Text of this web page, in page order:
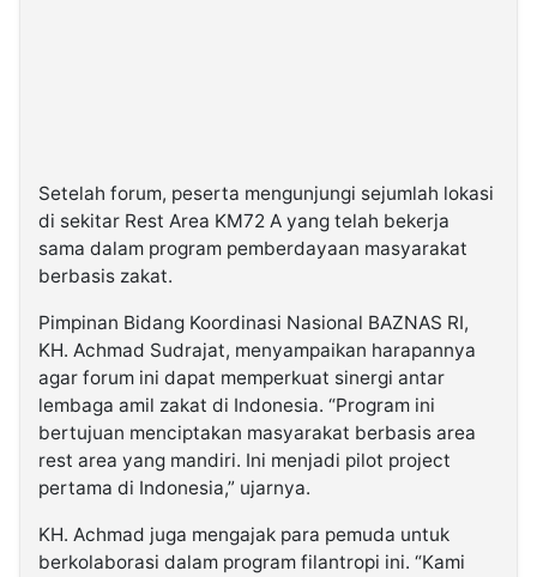
Setelah forum, peserta mengunjungi sejumlah lokasi
di sekitar Rest Area KM72 A yang telah bekerja
sama dalam program pemberdayaan masyarakat
berbasis zakat.
Pimpinan Bidang Koordinasi Nasional BAZNAS RI,
KH. Achmad Sudrajat, menyampaikan harapannya
agar forum ini dapat memperkuat sinergi antar
lembaga amil zakat di Indonesia. “Program ini
bertujuan menciptakan masyarakat berbasis area
rest area yang mandiri. Ini menjadi pilot project
pertama di Indonesia,” ujarnya.
KH. Achmad juga mengajak para pemuda untuk
berkolaborasi dalam program filantropi ini. “Kami